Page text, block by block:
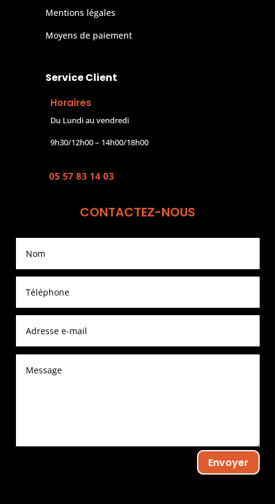
Mentions légales
Moyens de paiement
Service Client
Horaires
Du Lundi au vendredi
9h30/12h00 – 14h00/18h00
05 57 83 14 03
CONTACTEZ-NOUS
Envoyer